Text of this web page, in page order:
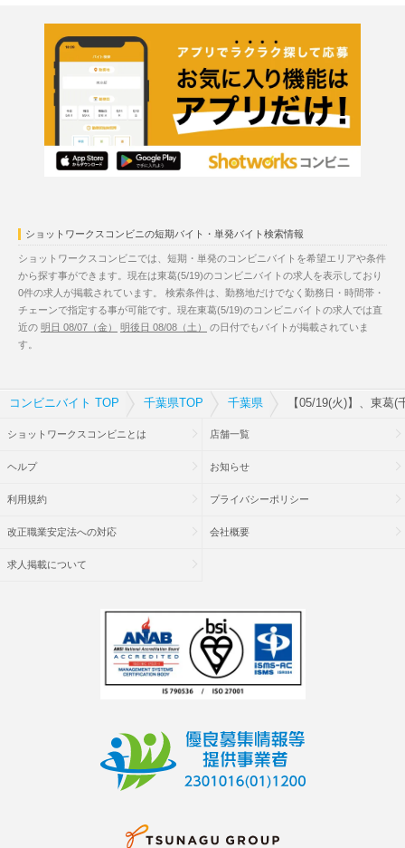
ショットワークスコンビニの短期バイト・単発バイト検索情報
ショットワークスコンビニでは、短期・単発のコンビニバイトを希望エリアや条件
から探す事ができます。現在は東葛(5/19)のコンビニバイトの求人を表示しており
0件の求人が掲載されています。 検索条件は、勤務地だけでなく勤務日・時間帯・
チェーンで指定する事が可能です。現在東葛(5/19)のコンビニバイトの求人では直
近の 明日 08/07（金） 明後日 08/08（土）
の日付でもバイトが掲載されていま
す。
コンビニバイト TOP 千葉県TOP 千葉県 【05/19(火)】、東葛
ショットワークスコンビニとは 店舗一覧
ヘルプ お知らせ
利用規約 プライバシーポリシー
改正職業安定法への対応 会社概要
求人掲載について